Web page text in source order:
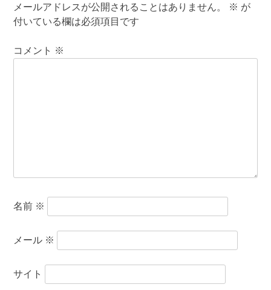
メールアドレスが公開されることはありません。 ※ が
付いている欄は必須項目です
コメント ※
名前 ※
メール ※
サイト